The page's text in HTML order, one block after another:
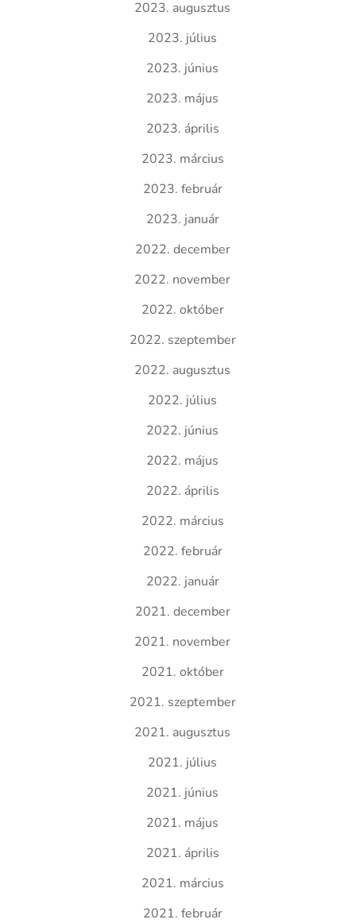
2023. augusztus
2023. július
2023. június
2023. május
2023. április
2023. március
2023. február
2023. január
2022. december
2022. november
2022. október
2022. szeptember
2022. augusztus
2022. július
2022. június
2022. május
2022. április
2022. március
2022. február
2022. január
2021. december
2021. november
2021. október
2021. szeptember
2021. augusztus
2021. július
2021. június
2021. május
2021. április
2021. március
2021. február